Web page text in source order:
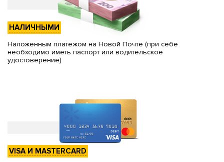
НАЛИЧНЫМИ
Наложенным платежом на Новой Почте (при себе
необходимо иметь паспорт или водительское
удостоверение)
VISA И MASTERCARD